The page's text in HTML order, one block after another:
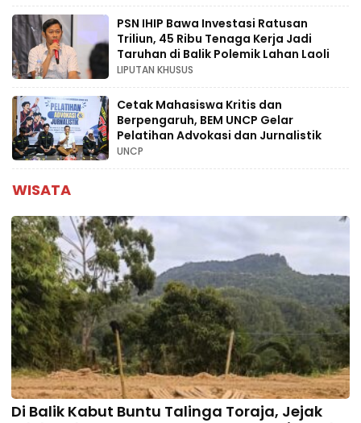
PSN IHIP Bawa Investasi Ratusan
Triliun, 45 Ribu Tenaga Kerja Jadi
Taruhan di Balik Polemik Lahan Laoli
LIPUTAN KHUSUS
Cetak Mahasiswa Kritis dan
Berpengaruh, BEM UNCP Gelar
Pelatihan Advokasi dan Jurnalistik
UNCP
WISATA
Di Balik Kabut Buntu Talinga Toraja, Jejak